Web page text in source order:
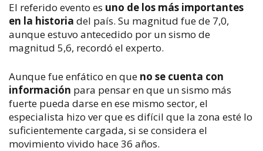
El referido evento es uno de los más importantes
en la historia del país. Su magnitud fue de 7,0,
aunque estuvo antecedido por un sismo de
magnitud 5,6, recordó el experto.
Aunque fue enfático en que no se cuenta con
información para pensar en que un sismo más
fuerte pueda darse en ese mismo sector, el
especialista hizo ver que es difícil que la zona esté lo
suficientemente cargada, si se considera el
movimiento vivido hace 36 años.